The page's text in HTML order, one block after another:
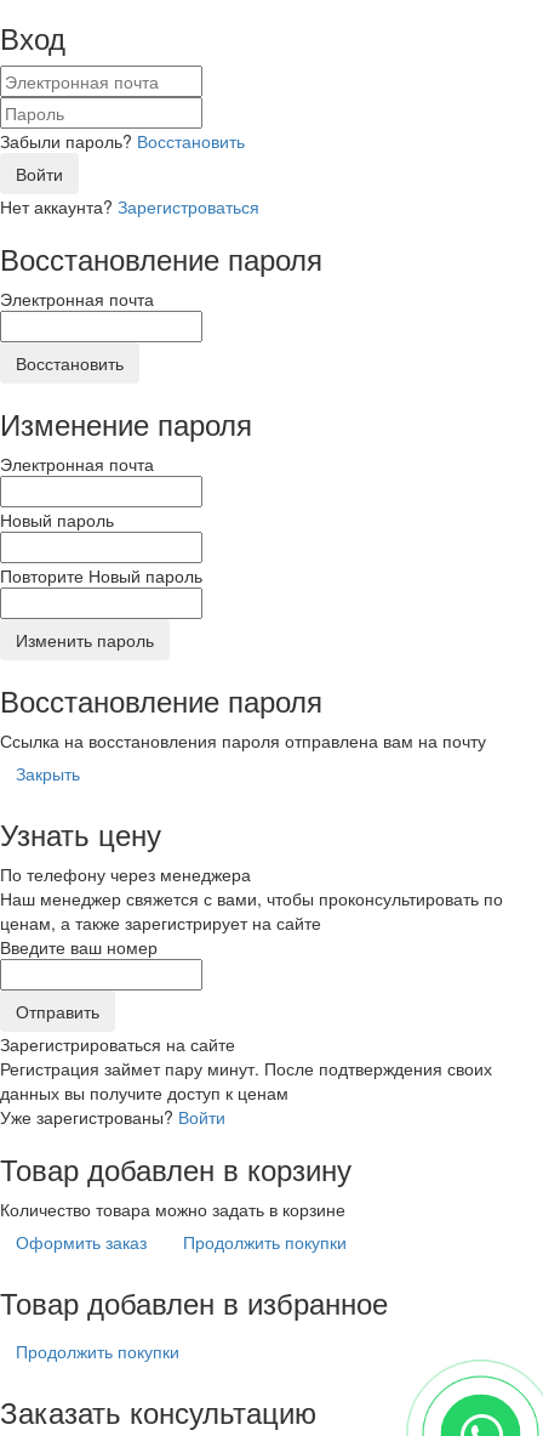
Вход
Забыли пароль? Восстановить
Войти
Нет аккаунта? Зарегистроваться
Восстановление пароля
Электронная почта
Восстановить
Изменение пароля
Электронная почта
Новый пароль
Повторите Новый пароль
Изменить пароль
Восстановление пароля
Ссылка на восстановления пароля отправлена вам на почту
Закрыть
Узнать цену
По телефону через менеджера
Наш менеджер свяжется с вами, чтобы проконсультировать по
ценам, а также зарегистрирует на сайте
Введите ваш номер
Зарегистрироваться на сайте
Регистрация займет пару минут. После подтверждения своих
данных вы получите доступ к ценам
Уже зарегистрованы? Войти
Товар добавлен в корзину
Количество товара можно задать в корзине
Оформить заказ
Продолжить покупки
Товар добавлен в избранное
Продолжить покупки
Заказать консультацию